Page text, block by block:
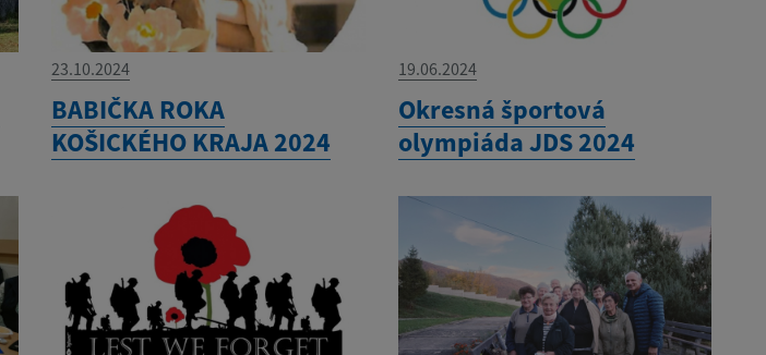
23.10.2024
BABIČKA ROKA
KOŠICKÉHO KRAJA 2024
19.06.2024
Okresná športová
olympiáda JDS 2024